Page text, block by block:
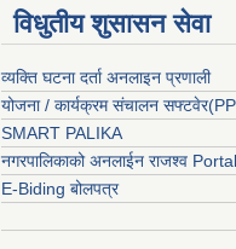
विधुतीय शुसासन सेवा
व्यक्ति घटना दर्ता अनलाइन प्रणाली
योजना / कार्यक्रम संचालन
SMART PALIKA
नगरपालिकाको अनलाईन राजश्व Portal
E-Biding बोलपत्र